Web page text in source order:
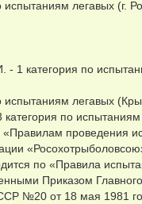
легавых (г.
- 1 категория по
испытаниям легавых
по испытаниям
проведения
по «Правила
Приказом
№20 от 18 мая 1981